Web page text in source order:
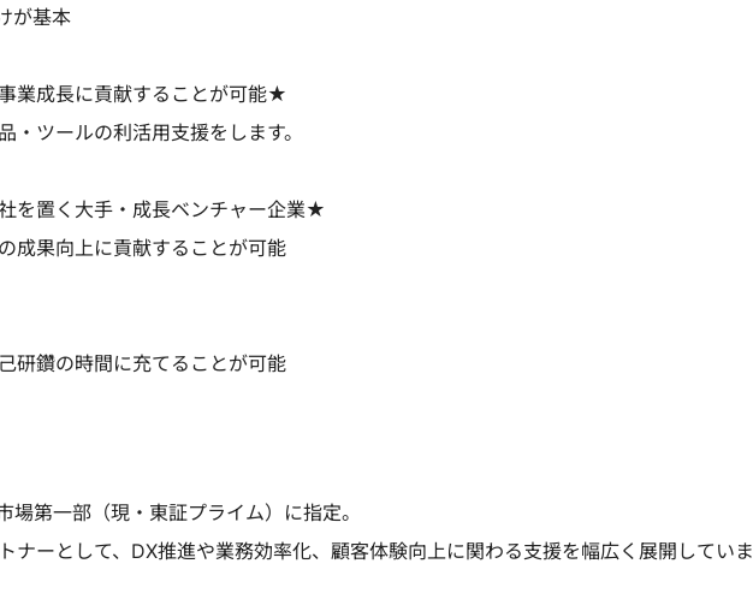
が基本
業成長に貢献することが可能★
ツールの利活用支援をします。
を置く大手・成長ベンチャー企業★
成果向上に貢献することが可能
研鑽の時間に充てることが可能
第一部（現・東証プライム）に指定。
ナーとして、DX推進や業務効率化、顧客体験向上に関わる支援を幅広く展開していま